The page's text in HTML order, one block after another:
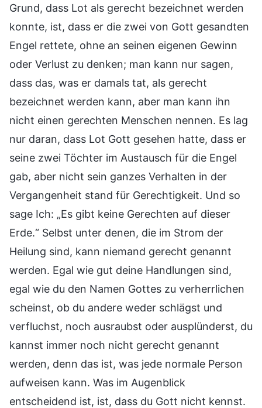
Grund, dass Lot als gerecht bezeichnet werden
konnte, ist, dass er die zwei von Gott gesandten
Engel rettete, ohne an seinen eigenen Gewinn
oder Verlust zu denken; man kann nur sagen,
dass das, was er damals tat, als gerecht
bezeichnet werden kann, aber man kann ihn
nicht einen gerechten Menschen nennen. Es lag
nur daran, dass Lot Gott gesehen hatte, dass er
seine zwei Töchter im Austausch für die Engel
gab, aber nicht sein ganzes Verhalten in der
Vergangenheit stand für Gerechtigkeit. Und so
sage Ich: „Es gibt keine Gerechten auf dieser
Erde.“ Selbst unter denen, die im Strom der
Heilung sind, kann niemand gerecht genannt
werden. Egal wie gut deine Handlungen sind,
egal wie du den Namen Gottes zu verherrlichen
scheinst, ob du andere weder schlägst und
verfluchst, noch ausraubst oder ausplünderst, du
kannst immer noch nicht gerecht genannt
werden, denn das ist, was jede normale Person
aufweisen kann. Was im Augenblick
entscheidend ist, ist, dass du Gott nicht kennst.